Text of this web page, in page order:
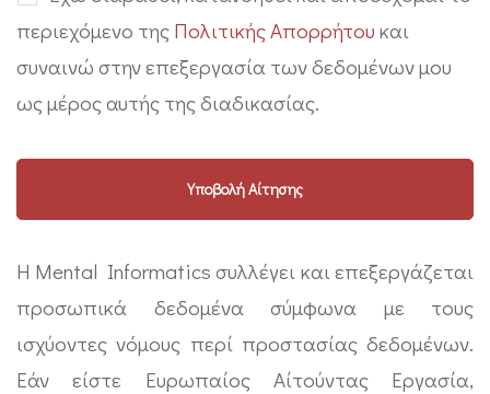
περιεχόμενο της Πολιτικής Απορρήτου και
συναινώ στην επεξεργασία των δεδομένων μου
ως μέρος αυτής της διαδικασίας.
Η Mental Informatics συλλέγει και επεξεργάζεται
προσωπικά δεδομένα σύμφωνα με τους
ισχύοντες νόμους περί προστασίας δεδομένων.
Εάν είστε Ευρωπαίος Αίτούντας Εργασία,